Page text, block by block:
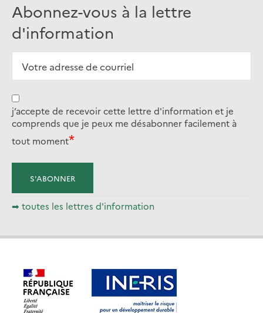
Abonnez-vous à la lettre
d'information
j’accepte de recevoir cette lettre d'information et je
comprends que je peux me désabonner facilement à
tout moment
➡ toutes les lettres d'information